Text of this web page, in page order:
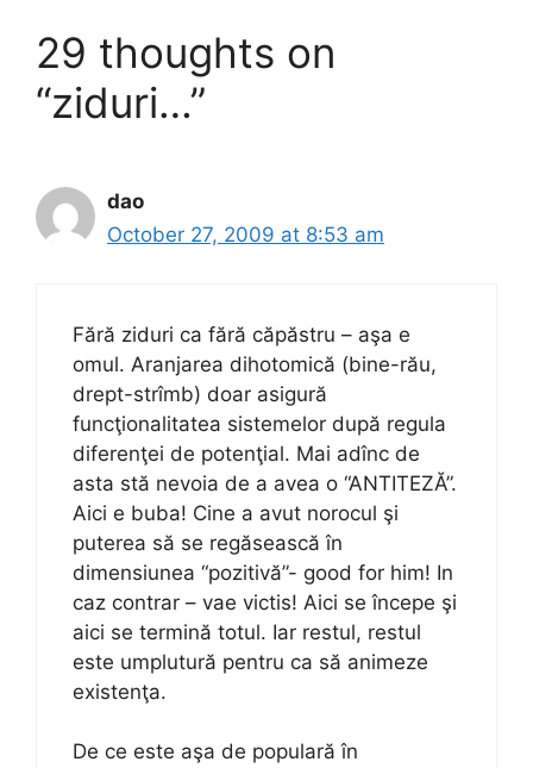
29 thoughts on
“ziduri…”
dao
October 27, 2009 at 8:53 am
Fără ziduri ca fără căpăstru – aşa e
omul. Aranjarea dihotomică (bine-rău,
drept-strîmb) doar asigură
funcţionalitatea sistemelor după regula
diferenţei de potenţial. Mai adînc de
asta stă nevoia de a avea o “ANTITEZĂ”.
Aici e buba! Cine a avut norocul şi
puterea să se regăsească în
dimensiunea “pozitivă”- good for him! In
caz contrar – vae victis! Aici se începe şi
aici se termină totul. Iar restul, restul
este umplutură pentru ca să animeze
existenţa.
De ce este aşa de populară în